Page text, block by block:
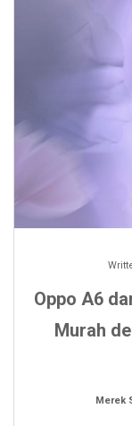
Oppo A6
Murah
Merek